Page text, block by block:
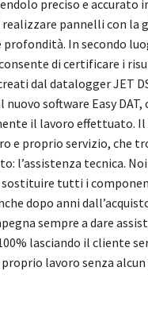
preciso e accurato
pannelli con la
profondità. In secondo
di certificare i
dal datalogger JET
software Easy
il lavoro effettuato.
e proprio servizio, che
l’assistenza tecnica.
sostituire tutti i
dopo anni
sempre a dare
lasciando il cliente
lavoro senza alcun